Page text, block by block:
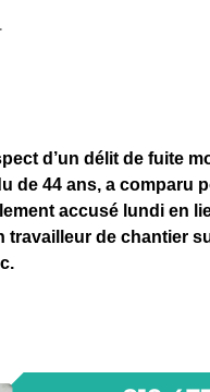
d’un délit de fuite
de 44 ans, a comparu
accusé lundi en
travailleur de chantier